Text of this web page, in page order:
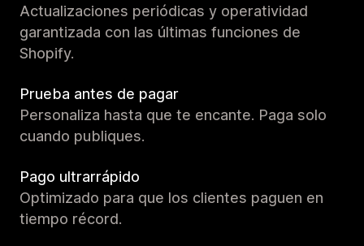
Actualizaciones periódicas y operatividad
garantizada con las últimas funciones de
Shopify.
Prueba antes de pagar
Personaliza hasta que te encante. Paga solo
cuando publiques.
Pago ultrarrápido
Optimizado para que los clientes paguen en
tiempo récord.